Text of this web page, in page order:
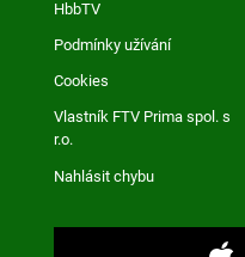
HbbTV
Podmínky užívání
Cookies
Vlastník FTV Prima spol. s
r.o.
Nahlásit chybu